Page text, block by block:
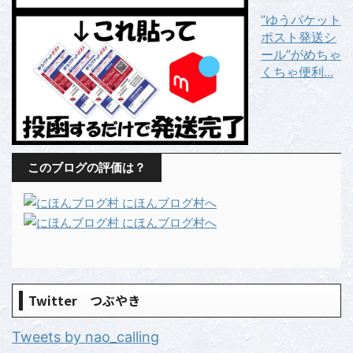
”ゆうパケット
ポスト発送シ
ール”がめちゃ
くちゃ便利...
このブログの評価は？
Twitter つぶやき
Tweets by nao_calling